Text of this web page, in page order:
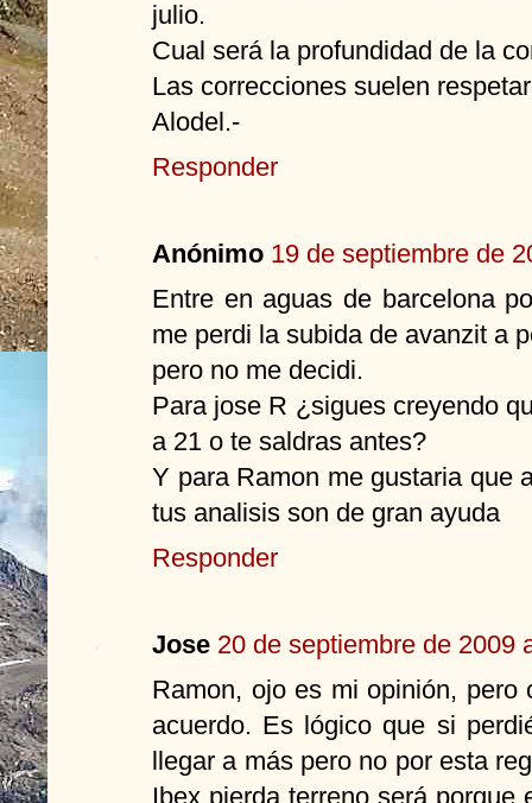
julio.
Cual será la profundidad de la
Las correcciones suelen
Alodel.-
Responder
Anónimo 19 de septiembre de
Entre en aguas de barcelona
me perdi la subida de avanzit a
pero no me decidi.
Para jose R ¿sigues creyendo
a 21 o te saldras antes?
Y para Ramon me gustaria que
tus analisis son de gran ayuda
Responder
Jose 20 de septiembre de 2009
Ramon, ojo es mi opinión,
acuerdo. Es lógico que si
llegar a más pero no por esta
Ibex pierda terreno será porque